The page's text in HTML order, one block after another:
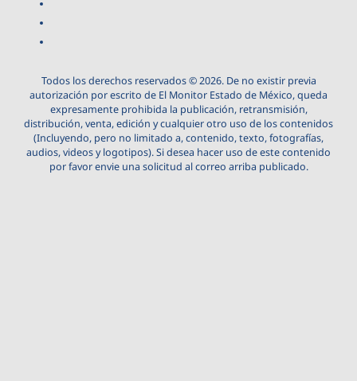
Todos los derechos reservados © 2026. De no existir previa
autorización por escrito de El Monitor Estado de México, queda
expresamente prohibida la publicación, retransmisión,
distribución, venta, edición y cualquier otro uso de los contenidos
(Incluyendo, pero no limitado a, contenido, texto, fotografías,
audios, videos y logotipos). Si desea hacer uso de este contenido
por favor envie una solicitud al correo arriba publicado.